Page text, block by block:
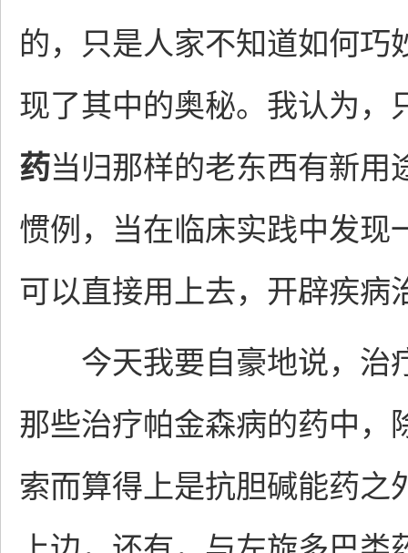
的，只是人家不知道如何巧
现了其中的奥秘。我认为，
药当归那样的老东西有新用
惯例，当在临床实践中发现
可以直接用上去，开辟疾病
今天我要自豪地说，治
那些治疗帕金森病的药中，
索而算得上是抗胆碱能药之